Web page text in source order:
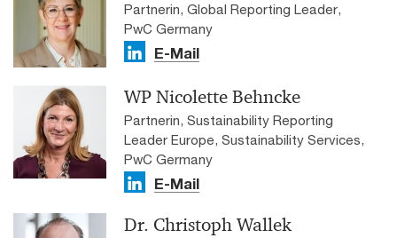
Partnerin, Global Reporting Leader,
PwC Germany
E-Mail
WP Nicolette Behncke
Partnerin, Sustainability Reporting
Leader Europe, Sustainability Services,
PwC Germany
E-Mail
Dr. Christoph Wallek